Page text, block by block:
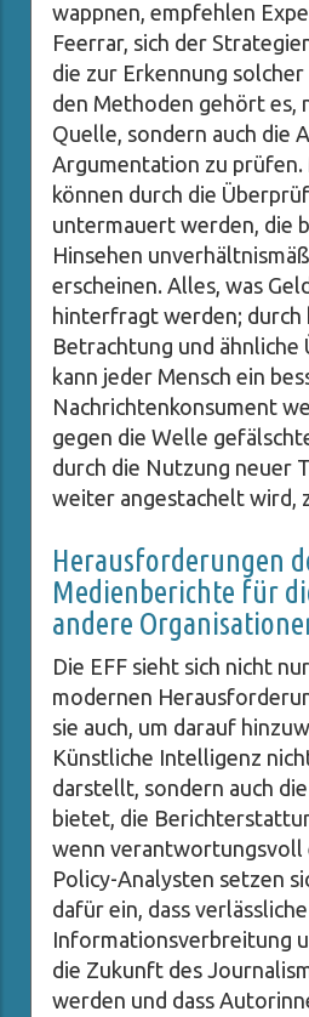
wappnen, empfehlen
Feerrar, sich der
die zur Erkennung
den Methoden gehört es,
Quelle, sondern auch die
Argumentation zu prüfen.
können durch die
untermauert werden, die
Hinsehen
erscheinen. Alles, was
hinterfragt werden; durch
Betrachtung und ähnliche
kann jeder Mensch ein
Nachrichtenkonsument
gegen die Welle
durch die Nutzung neuer
weiter angestachelt wird,
Herausforderungen
Medienberichte für
andere
Die EFF sieht sich nicht
modernen
sie auch, um darauf
Künstliche Intelligenz
darstellt, sondern auch
bietet, die
wenn verantwortungsvoll
Policy-Analysten setzen
dafür ein, dass verlässliche
Informationsverbreitung
die Zukunft des
werden und dass